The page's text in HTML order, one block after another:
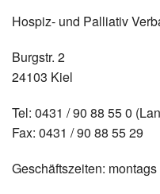
Hospiz- und Palliativ
Burgstr. 2
24103 Kiel
Tel: 0431 / 90 88 55 0
Fax: 0431 / 90 88 55 29
Geschäftszeiten: